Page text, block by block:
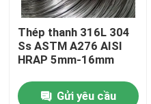
Tham quan nhà máy
Thép thanh 316L 304
Ss ASTM A276 AISI
HRAP 5mm-16mm
Gửi yêu cầu